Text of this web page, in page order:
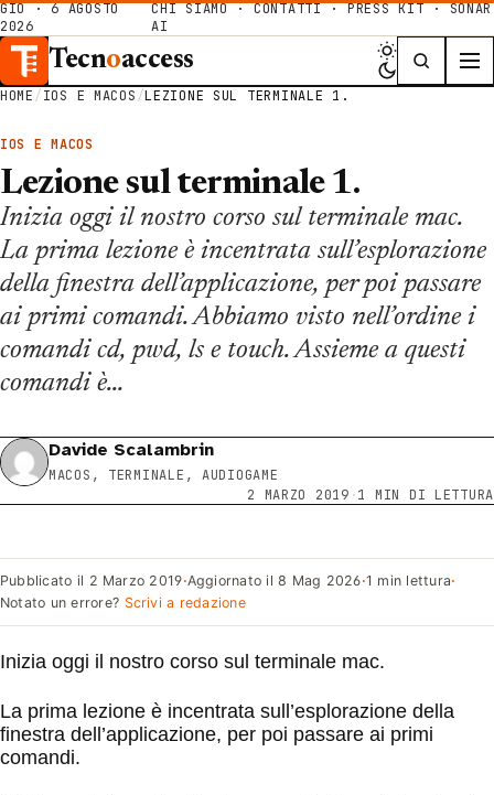
GIO · 6 AGOSTO
2026
CHI SIAMO ·CONTATTI ·PRESS KIT ·SONAR
AI
Tecnoaccess
HOME/IOS E MACOS/LEZIONE SUL TERMINALE 1.
IOS E MACOS
Lezione sul terminale 1.
Inizia oggi il nostro corso sul terminale mac.
La prima lezione è incentrata sull’esplorazione
della finestra dell’applicazione, per poi passare
ai primi comandi. Abbiamo visto nell’ordine i
comandi cd, pwd, ls e touch. Assieme a questi
comandi è…
Davide Scalambrin
MACOS, TERMINALE, AUDIOGAME
2 MARZO 2019 ·1 MIN DI LETTURA
Pubblicato il 2 Marzo 2019·Aggiornato il8 Mag 2026·1 min lettura·
Notato un errore? Scrivi a redazione
Inizia oggi il nostro corso sul terminale mac.
La prima lezione è incentrata sull’esplorazione della
finestra dell’applicazione, per poi passare ai primi
comandi.